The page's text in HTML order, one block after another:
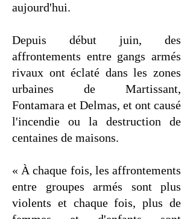
aujourd'hui.
Depuis début juin, des
affrontements entre gangs armés
rivaux ont éclaté dans les zones
urbaines de Martissant,
Fontamara et Delmas, et ont causé
l'incendie ou la destruction de
centaines de maisons.
« À chaque fois, les affrontements
entre groupes armés sont plus
violents et chaque fois, plus de